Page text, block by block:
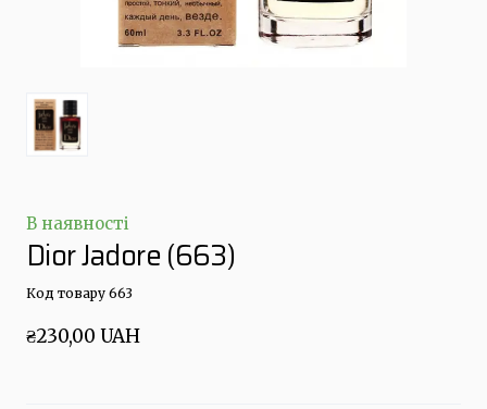
В наявності
Dior Jadore(663)
Код товару 663
₴230,00 UAH